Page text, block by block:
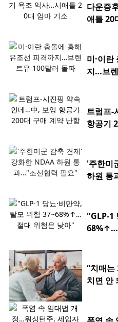
다운증
애틀 20
미·이
지…브
트럼프-
항공기
'주한미
하원 통
"GLP-1
68%↑…
“치매는
치면 안